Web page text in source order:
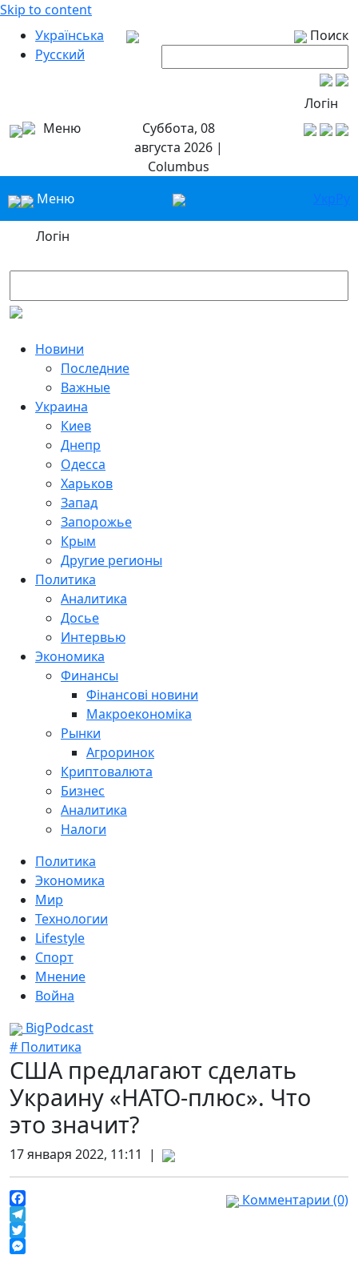
Skip to content
Українська
Русский
Поиск
Логін
Меню
Суббота, 08
августа 2026 |
Columbus
Меню
УкрРу
Логін
Новини
Последние
Важные
Украина
Киев
Днепр
Одесса
Харьков
Запад
Запорожье
Крым
Другие регионы
Политика
Аналитика
Досье
Интервью
Экономика
Финансы
Фінансові новини
Макроекономіка
Рынки
Агроринок
Криптовалюта
Бизнес
Аналитика
Налоги
Политика
Экономика
Мир
Технологии
Lifestyle
Спорт
Мнение
Война
BigPodcast
# Политика
США предлагают сделать
Украину «НАТО-плюс». Что
это значит?
17 января 2022, 11:11 |
Facebook
Telegram
Twitter
Комментарии (0)